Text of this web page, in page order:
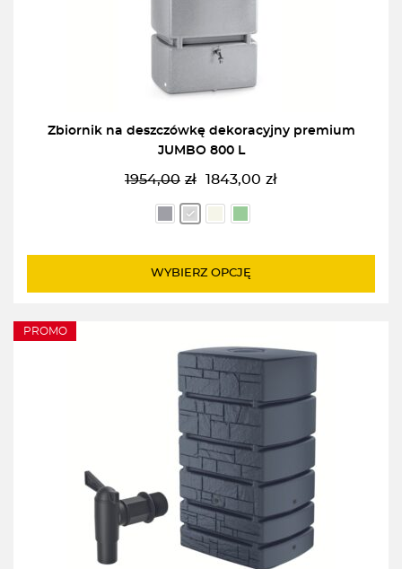
Zbiornik na deszczówkę dekoracyjny premium
JUMBO 800 L
1954,00 zł
Pierwotna
cena
wynosiła:
1843,00 zł
Aktualna
cena
wynosi:
WYBIERZ OPCJĘ
PROMO